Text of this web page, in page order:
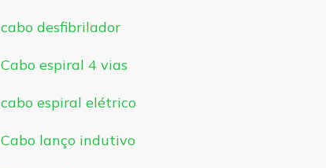
cabo desfibrilador
Cabo espiral 4 vias
cabo espiral elétrico
Cabo lanço indutivo